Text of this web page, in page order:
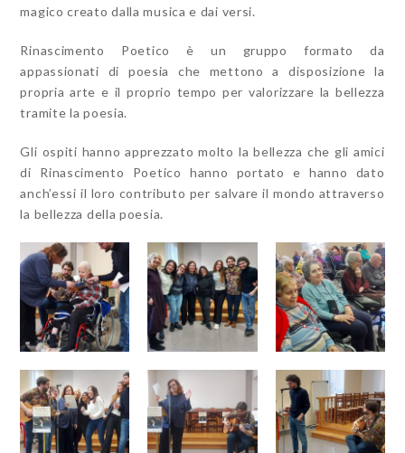
magico creato dalla musica e dai versi.
Rinascimento Poetico è un gruppo formato da
appassionati di poesia che mettono a disposizione la
propria arte e il proprio tempo per valorizzare la bellezza
tramite la poesia.
Gli ospiti hanno apprezzato molto la bellezza che gli amici
di Rinascimento Poetico hanno portato e hanno dato
anch’essi il loro contributo per salvare il mondo attraverso
la bellezza della poesia.